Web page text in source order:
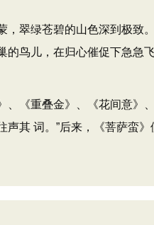
翠绿苍碧的山色深到极致
鸟儿，在归心催促下急急
、《重叠金》、《花间意》
其 词。”后来，《菩萨蛮